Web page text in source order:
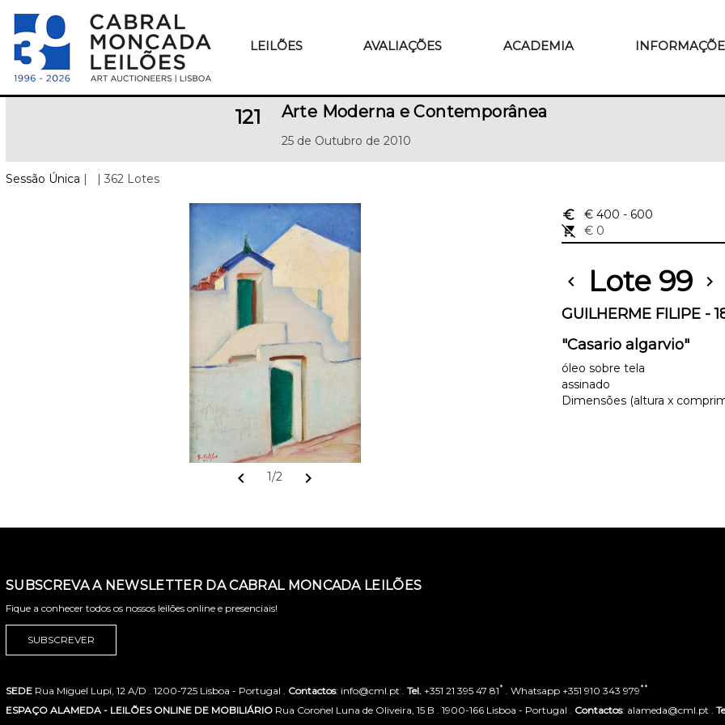
LEILÕES AVALIAÇÕES ACADEMIA
121 Arte Moderna e Contemporânea
25 de Outubro de 2010
Sessão Única | | 362 Lotes
chevron_left 1/2 chevron_right
euro_symbol € 400 - 600
remove_shopping_cart
€ 0
chevron_left Lote 99 chevron_right
GUILHERME FILIPE -
"Casario algarvio"
óleo sobre tela
assinado
Dimensões (altura x
SUBSCREVA A NEWSLETTER DA CABRAL MONCADA LEILÕES
Fique a conhecer todos os nossos leilões online e presenciais!
SUBSCREVER
SEDE Rua Miguel Lupi, 12 A/D . 1200-725 Lisboa - Portugal . Contactos: info@cml.pt . Tel. +351 21 395 47 81* . Whatsapp +351 910 343 979**
ESPAÇO ALAMEDA - LEILÕES ONLINE DE MOBILIÁRIO Rua Coronel Luna de Oliveira, 15 B . 1900-166 Lisboa - Portugal . Contactos: alameda@cml.pt .